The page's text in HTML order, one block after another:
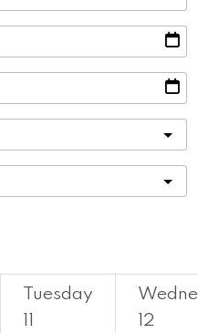
Tuesday
11
12